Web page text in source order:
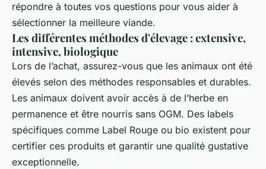
répondre à toutes vos questions pour vous aider à
sélectionner la meilleure viande.
Les différentes méthodes d'élevage : extensive,
intensive, biologique
Lors de l’achat, assurez-vous que les animaux ont été
élevés selon des méthodes responsables et durables.
Les animaux doivent avoir accès à de l’herbe en
permanence et être nourris sans OGM. Des labels
spécifiques comme Label Rouge ou bio existent pour
certifier ces produits et garantir une qualité gustative
exceptionnelle.